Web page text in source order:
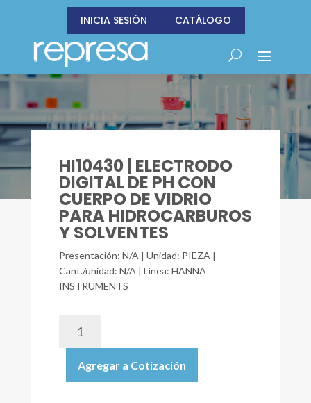
INICIA SESIÓN CATÁLOGO
HI10430 | ELECTRODO
DIGITAL DE PH CON
CUERPO DE VIDRIO
PARA HIDROCARBUROS
Y SOLVENTES
Presentación: N/A | Unidad: PIEZA |
Cant./unidad: N/A | Línea: HANNA
INSTRUMENTS
DIGITAL
DE
Agregar a Cotización